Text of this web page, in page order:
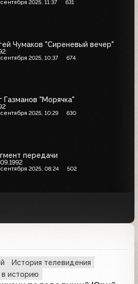
сентября 2025, 11:37 631
Чумаков "Сиреневый вечер"
сентября 2025, 10:37 674
Газманов "Морячка"
сентября 2025, 10:29 630
передачи
сентября 2025, 08:24 502
История телевидения
историю